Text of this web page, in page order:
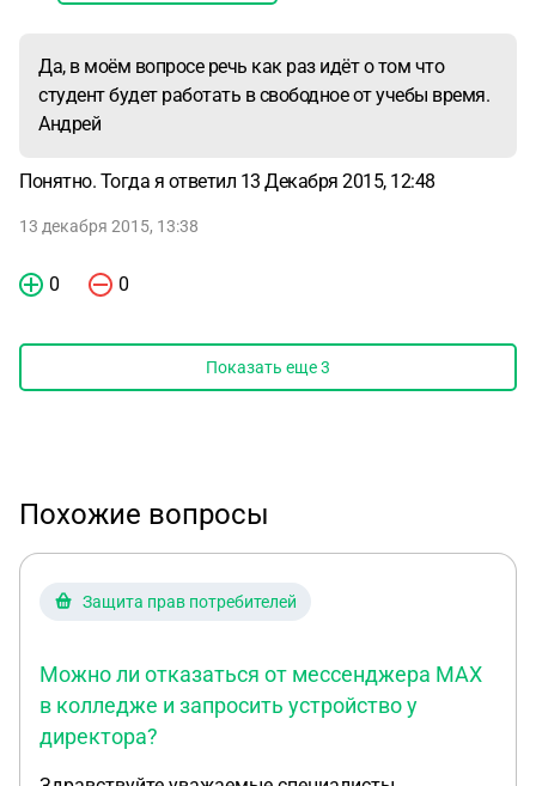
Да, в моём вопросе речь как раз идёт о том что
студент будет работать в свободное от учебы время.
Андрей
Понятно. Тогда я ответил 13 Декабря 2015, 12:48
13 декабря 2015, 13:38
0 0
Показать еще3
Похожие вопросы
Защита прав потребителей
Можно ли отказаться от мессенджера MAX
в колледже и запросить устройство у
директора?